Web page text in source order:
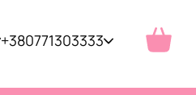
+380771303333